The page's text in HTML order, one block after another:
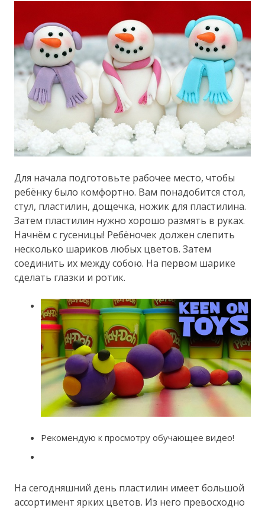
Для начала подготовьте рабочее место, чтобы
ребёнку было комфортно. Вам понадобится стол,
стул, пластилин, дощечка, ножик для пластилина.
Затем пластилин нужно хорошо размять в руках.
Начнём с гусеницы! Ребёночек должен слепить
несколько шариков любых цветов. Затем
соединить их между собою. На первом шарике
сделать глазки и ротик.
Рекомендую к просмотру обучающее видео!
На сегодняшний день пластилин имеет большой
ассортимент ярких цветов. Из него превосходно